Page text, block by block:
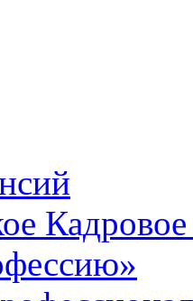
Кадровое